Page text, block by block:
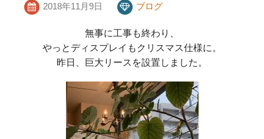
2018年11月9日
ブログ
無事に工事も終わり、
やっとディスプレイもクリスマス仕様に。
昨日、巨大リースを設置しました。